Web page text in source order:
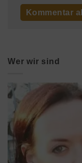
Wer wir sind